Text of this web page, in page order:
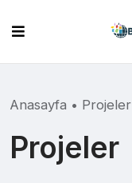
content
Anasayfa • Projeler
Projeler